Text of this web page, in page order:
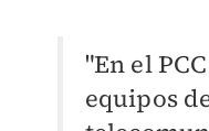
"En el
equipos